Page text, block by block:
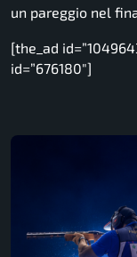
un pareggio nel
[the_ad
id=”676180″]